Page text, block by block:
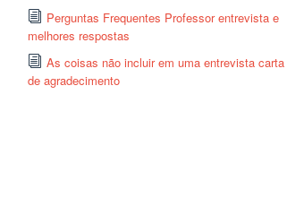
Perguntas Frequentes Professor entrevista e
melhores respostas
As coisas não incluir em uma entrevista carta
de agradecimento